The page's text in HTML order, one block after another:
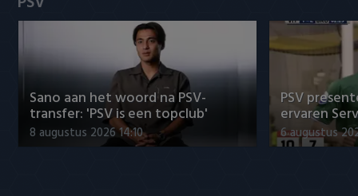
SC Heerenveen
Sparta
Vitesse
Sano aan het woord na PSV-
transfer: 'PSV is een topclub'
8 augustus 2026 14:10
PSV
ervaren
6 augustus